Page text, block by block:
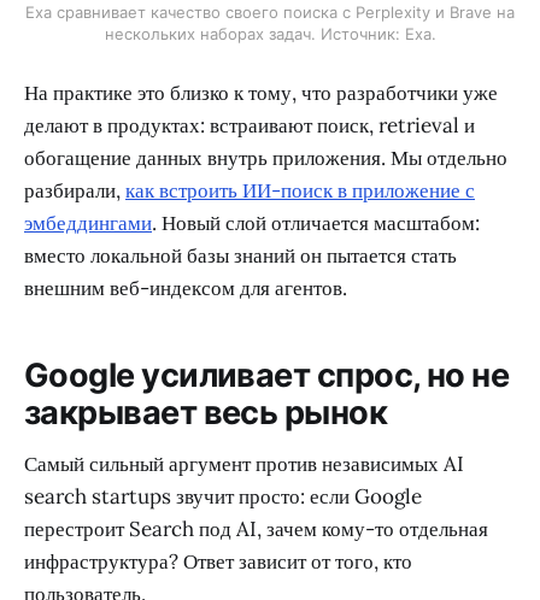
Exa сравнивает качество своего поиска с Perplexity и Brave на
нескольких наборах задач. Источник: Exa.
На практике это близко к тому, что разработчики уже
делают в продуктах: встраивают поиск, retrieval и
обогащение данных внутрь приложения. Мы отдельно
разбирали,как встроить ИИ-поиск в приложение с
эмбеддингами. Новый слой отличается масштабом:
вместо локальной базы знаний он пытается стать
внешним веб-индексом для агентов.
Google усиливает спрос, но не
закрывает весь рынок
Самый сильный аргумент против независимых AI
search startups звучит просто: если Google
перестроит Search под AI, зачем кому-то отдельная
инфраструктура? Ответ зависит от того, кто
пользователь.